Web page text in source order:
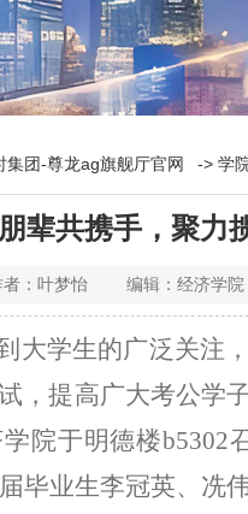
集团-尊龙ag旗舰厅官网 -> 学
辈共携手，聚
者：叶梦怡 编辑：经济
大学生的广泛关注
，提高广大考公学
院于明德楼b5302
毕业生李冠英、冼